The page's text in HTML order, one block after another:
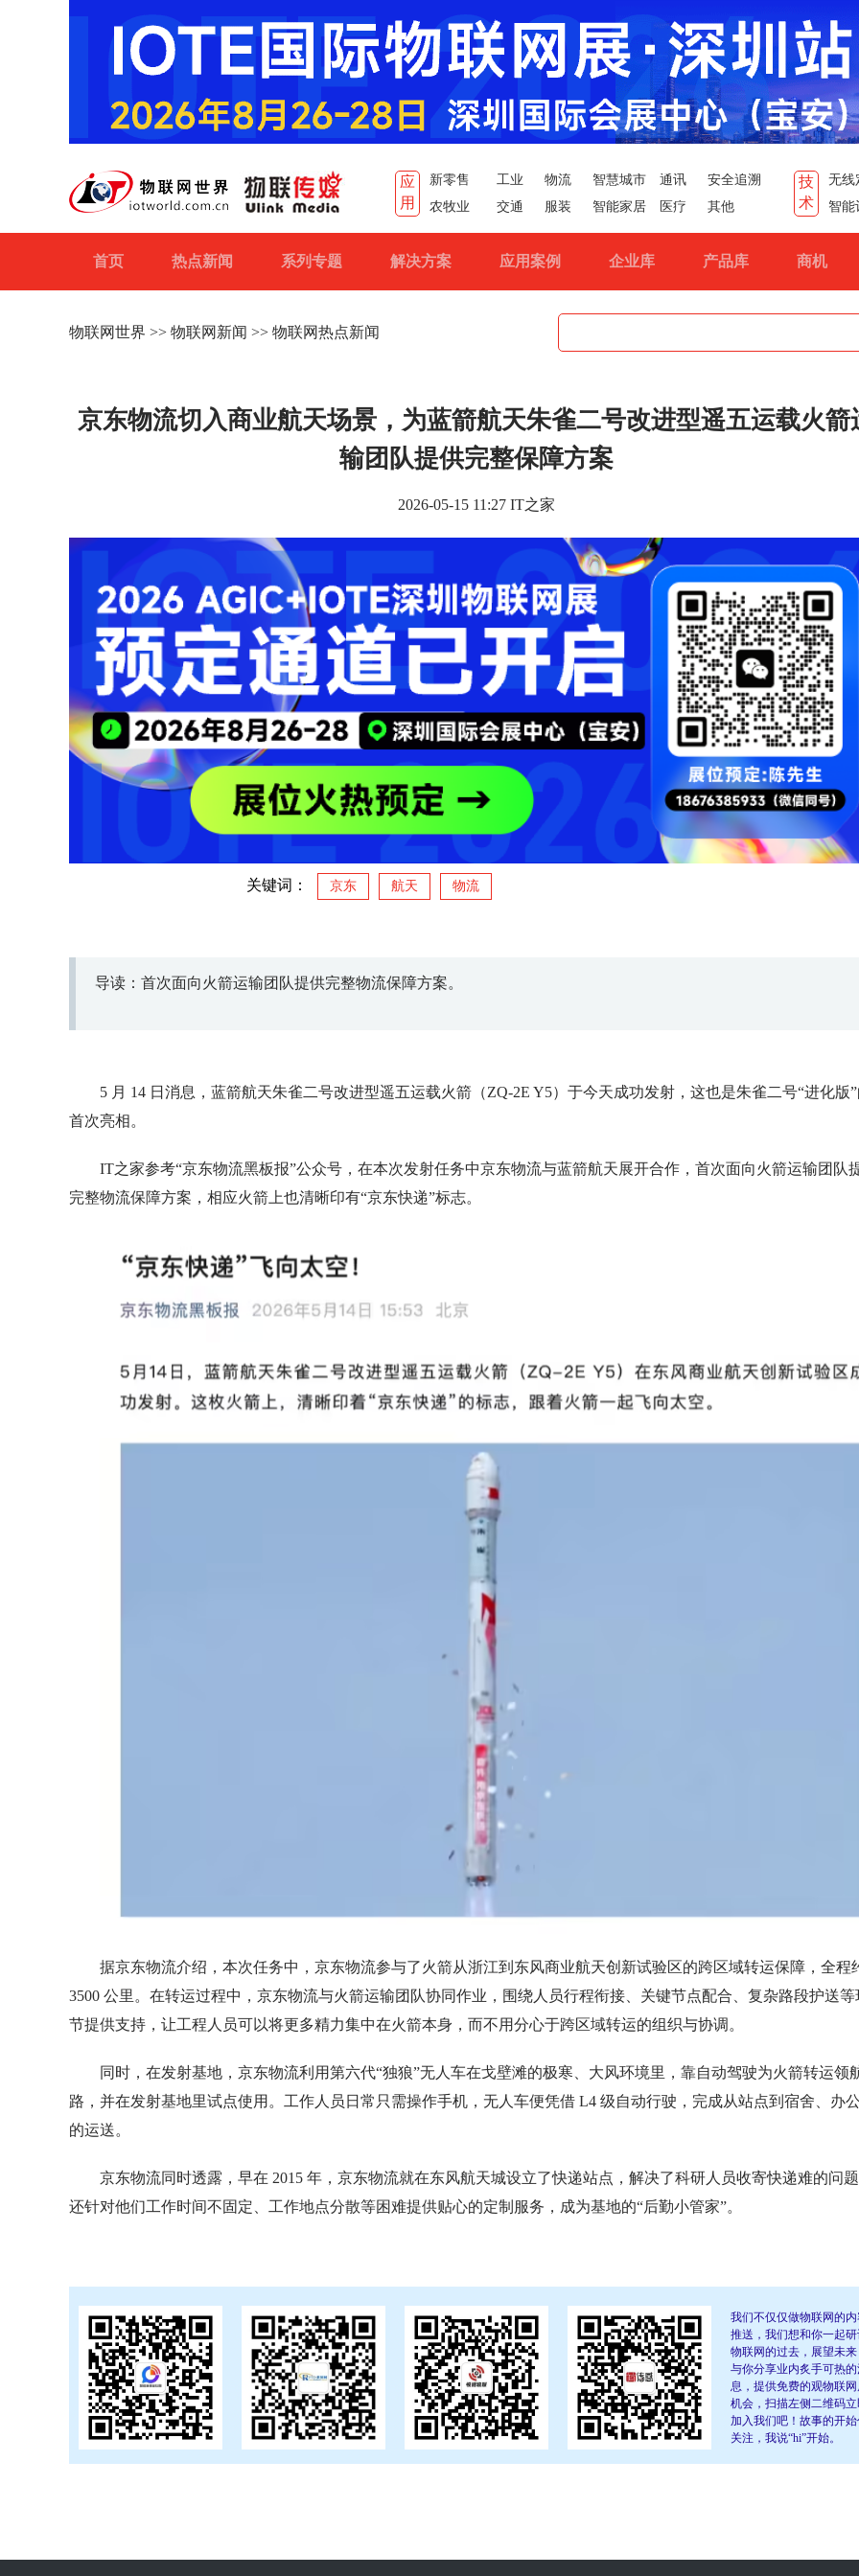
应
用
新零售 工业 物流 智慧城市 通讯
安全追溯
农牧业
交通 服装 智能家居 医疗 其他
技
术
无线
智能
首页 热点新闻 系列专题 解决方案 应用案例 企业库 产品库 商机
物联网世界 >> 物联网新闻 >> 物联网热点新闻
京东物流切入商业航天场景，为蓝箭航天朱雀二号改进型遥五运载火箭
输团队提供完整保障方案
2026-05-15 11:27 IT之家
关键词： 京东 航天 物流
导读：首次面向火箭运输团队提供完整物流保障方案。
5 月 14 日消息，蓝箭航天朱雀二号改进型遥五运载火箭（ZQ-2E Y5）于今天成功发射，这也是朱雀二号“进化版
首次亮相。
IT之家参考“京东物流黑板报”公众号，在本次发射任务中京东物流与蓝箭航天展开合作，首次面向火箭运输团队
完整物流保障方案，相应火箭上也清晰印有“京东快递”标志。
据京东物流介绍，本次任务中，京东物流参与了火箭从浙江到东风商业航天创新试验区的跨区域转运保障，全程
3500 公里。在转运过程中，京东物流与火箭运输团队协同作业，围绕人员行程衔接、关键节点配合、复杂路段护送等
节提供支持，让工程人员可以将更多精力集中在火箭本身，而不用分心于跨区域转运的组织与协调。
同时，在发射基地，京东物流利用第六代“独狼”无人车在戈壁滩的极寒、大风环境里，靠自动驾驶为火箭转运领
路，并在发射基地里试点使用。工作人员日常只需操作手机，无人车便凭借 L4 级自动行驶，完成从站点到宿舍、办
的运送。
京东物流同时透露，早在 2015 年，京东物流就在东风航天城设立了快递站点，解决了科研人员收寄快递难的问题
还针对他们工作时间不固定、工作地点分散等困难提供贴心的定制服务，成为基地的“后勤小管家”。
我们不仅仅做物联网的
推送，我们想和你一起
物联网的过去，展望未来
与你分享业内炙手可热
息，提供免费的观物联网
机会，扫描左侧二维码立
加入我们吧！故事的开
关注，我说“hi”开始。